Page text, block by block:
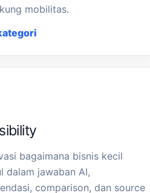
mobilitas.
bagaimana bisnis kecil
dalam jawaban AI,
comparison, dan source